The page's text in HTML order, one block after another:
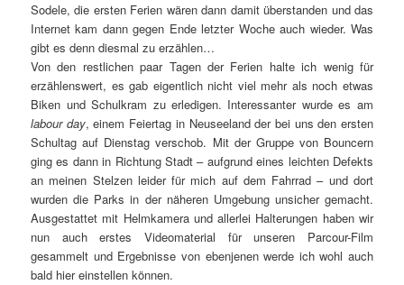
Sodele, die ersten Ferien wären dann damit überstanden und das
Internet kam dann gegen Ende letzter Woche auch wieder. Was
gibt es denn diesmal zu erzählen…
Von den restlichen paar Tagen der Ferien halte ich wenig für
erzählenswert, es gab eigentlich nicht viel mehr als noch etwas
Biken und Schulkram zu erledigen. Interessanter wurde es am
labour day, einem Feiertag in Neuseeland der bei uns den ersten
Schultag auf Dienstag verschob. Mit der Gruppe von Bouncern
ging es dann in Richtung Stadt – aufgrund eines leichten Defekts
an meinen Stelzen leider für mich auf dem Fahrrad – und dort
wurden die Parks in der näheren Umgebung unsicher gemacht.
Ausgestattet mit Helmkamera und allerlei Halterungen haben wir
nun auch erstes Videomaterial für unseren Parcour-Film
gesammelt und Ergebnisse von ebenjenen werde ich wohl auch
bald hier einstellen können.